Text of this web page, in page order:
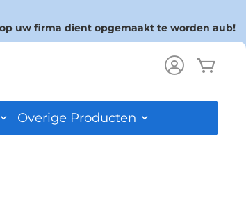
uw firma dient opgemaakt te worden aub!
Overige Producten